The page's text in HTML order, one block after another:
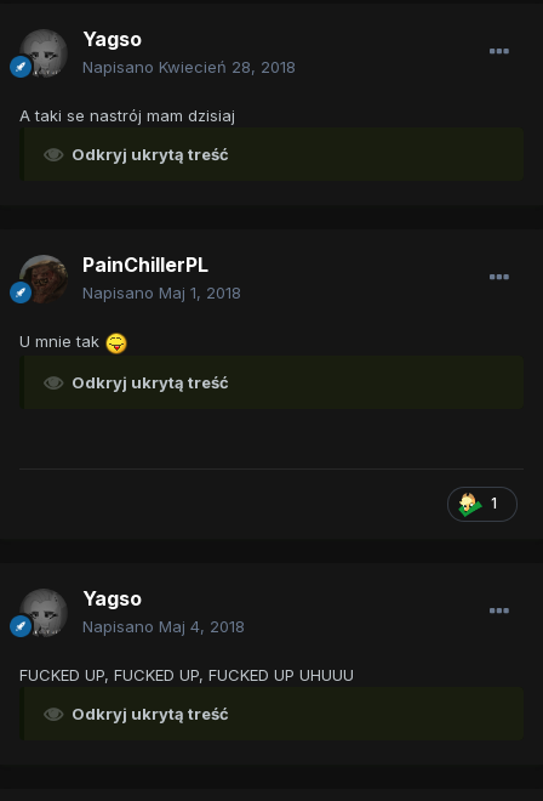
Yagso
Napisano Kwiecień 28, 2018
A taki se nastrój mam dzisiaj
Odkryj ukrytą treść
PainChillerPL
Napisano Maj 1, 2018
U mnie tak
Odkryj ukrytą treść
1
Yagso
Napisano Maj 4, 2018
FUCKED UP, FUCKED UP, FUCKED UP UHUUU
Odkryj ukrytą treść